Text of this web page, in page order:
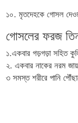
১০. মৃতদেহকে গোসল
গোসলের ফরজ
১.একবার গড়গড়া সহিত
২. একবার নাকের নরম
৩ সমস্ত শরীরে পানি